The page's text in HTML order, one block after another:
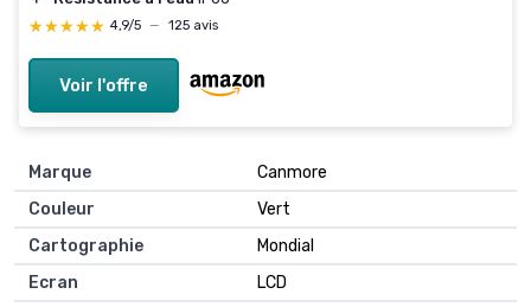
★★★★★
★★★★★ 4,9/5 — 125 avis
Voir l'offre
Marque
‎Canmore
Couleur
‎Vert
Cartographie
‎Mondial
Ecran
‎LCD